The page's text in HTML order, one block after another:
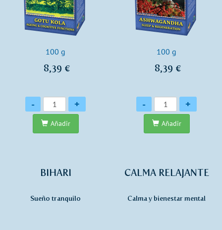
100 g
8,39 €
Cantidad
- +
Añadir
100 g
8,39 €
Cantidad
- +
Añadir
BIHARI
Sueño tranquilo
CALMA RELAJANTE
Calma y bienestar mental